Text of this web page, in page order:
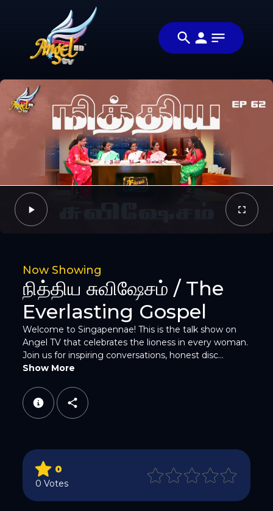
Now Showing
நித்திய சுவிஷேசம் / The
Everlasting Gospel
Welcome to Singapennae! This is the talk show on
Angel TV that celebrates the lioness in every woman.
Join us for inspiring conversations, honest disc...
Show More
0
0 Votes
Share
Video
சிங்கப்பெண்ணே Share this
family